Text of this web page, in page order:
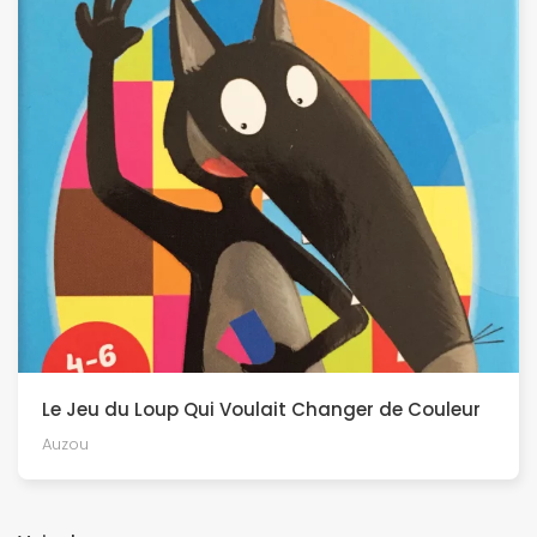
Le Jeu du Loup Qui Voulait Changer de Couleur
Auzou